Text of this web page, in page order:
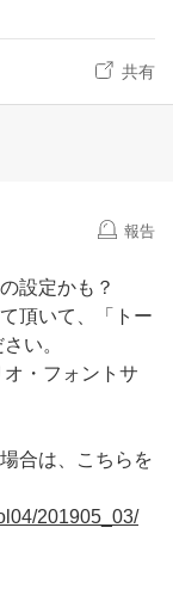
共有
報告
設定かも？
頂いて、「トー
い。
・フォントサ
合は、こちらを
201905_03/